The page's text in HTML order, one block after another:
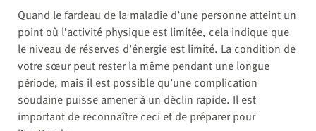
Quand le fardeau de la maladie d’une personne atteint un
point où l’activité physique est limitée, cela indique que
le niveau de réserves d’énergie est limité. La condition de
votre sœur peut rester la même pendant une longue
période, mais il est possible qu’une complication
soudaine puisse amener à un déclin rapide. Il est
important de reconnaître ceci et de préparer pour